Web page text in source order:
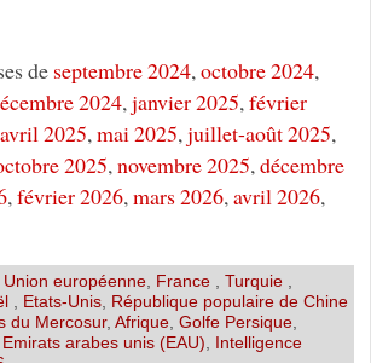
de septembre 2024,octobre 2024,
2024,janvier 2025,février
avril 2025,mai 2025,juillet-août 2025,
2025,novembre 2025,décembre
,février 2026,mars 2026,avril 2026,
Union européenne, France Turquie
Etats-Unis, République populaire de Chine
du Mercosur, Afrique, Golfe Persique,
Emirats arabes unis (EAU)
Intelligence